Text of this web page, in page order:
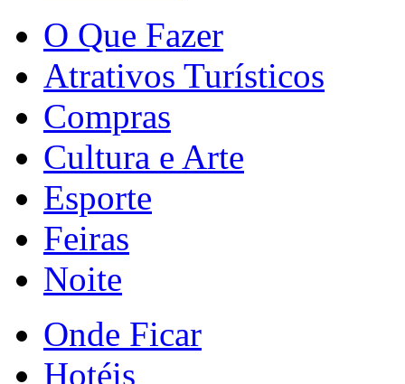
O Que Fazer
Atrativos Turísticos
Compras
Cultura e Arte
Esporte
Feiras
Noite
Onde Ficar
Hotéis